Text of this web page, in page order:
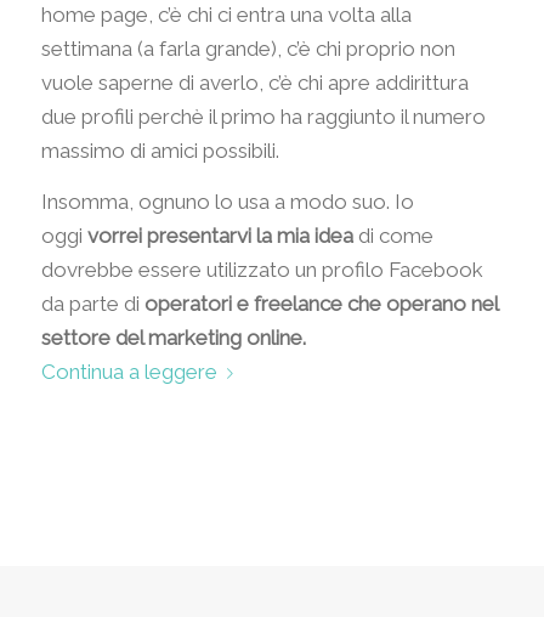
home page, c’è chi ci entra una volta alla
settimana (a farla grande), c’è chi proprio non
vuole saperne di averlo, c’è chi apre addirittura
due profili perchè il primo ha raggiunto il numero
massimo di amici possibili.
Insomma, ognuno lo usa a modo suo. Io
oggi vorrei presentarvi la mia ideadi come
dovrebbe essere utilizzato un profilo Facebook
da parte di operatori e freelance che operano nel
settore del marketing online.
Continua a leggere